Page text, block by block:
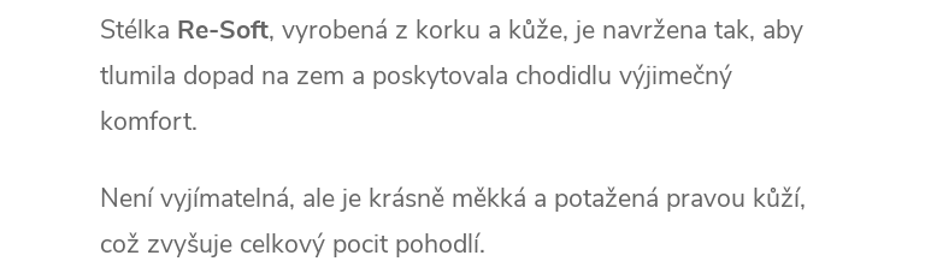
Stélka Re‑Soft, vyrobená z korku a kůže, je navržena tak, aby
tlumila dopad na zem a poskytovala chodidlu výjimečný
komfort.
Není vyjímatelná, ale je krásně měkká a potažená pravou kůží,
což zvyšuje celkový pocit pohodlí.